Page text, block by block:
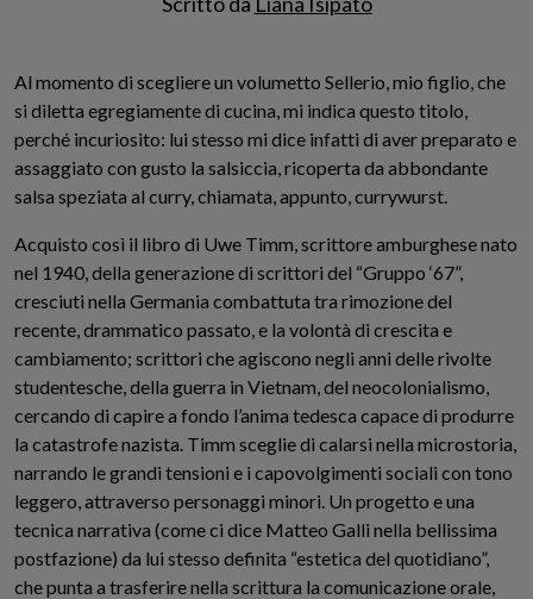
Al momento di scegliere un volumetto Sellerio, mio figlio, che
si diletta egregiamente di cucina, mi indica questo titolo,
perché incuriosito: lui stesso mi dice infatti di aver preparato e
assaggiato con gusto la salsiccia, ricoperta da abbondante
salsa speziata al curry, chiamata, appunto, currywurst.
Acquisto così il libro di Uwe Timm, scrittore amburghese nato
nel 1940, della generazione di scrittori del “Gruppo ‘67”,
cresciuti nella Germania combattuta tra rimozione del
recente, drammatico passato, e la volontà di crescita e
cambiamento; scrittori che agiscono negli anni delle rivolte
studentesche, della guerra in Vietnam, del neocolonialismo,
cercando di capire a fondo l’anima tedesca capace di produrre
la catastrofe nazista. Timm sceglie di calarsi nella microstoria,
narrando le grandi tensioni e i capovolgimenti sociali con tono
leggero, attraverso personaggi minori. Un progetto e una
tecnica narrativa (come ci dice Matteo Galli nella bellissima
postfazione) da lui stesso definita “estetica del quotidiano”,
che punta a trasferire nella scrittura la comunicazione orale,